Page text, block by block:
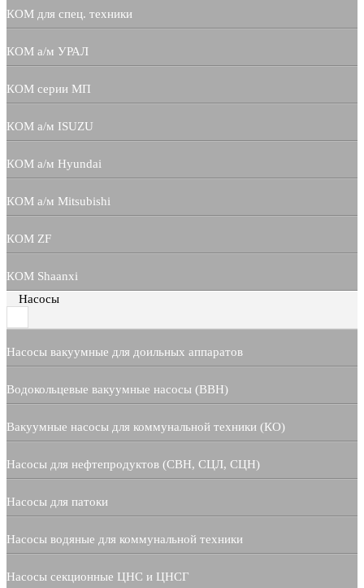
КОМ для спец. техники
КОМ а/м УРАЛ
КОМ серии МП
КОМ а/м ISUZU
КОМ а/м Hyundai
КОМ а/м Mitsubishi
КОМ ZF
КОМ Shaanxi
Насосы
Насосы вакуумные для доильных аппаратов
Водокольцевые вакуумные насосы (ВВН)
Вакуумные насосы для коммунальной техники (КО)
Насосы для нефтепродуктов (СВН, СЦЛ, СЦН)
Насосы для патоки
Насосы водяные для коммунальной техники
Насосы секционные ЦНС и ЦНСГ